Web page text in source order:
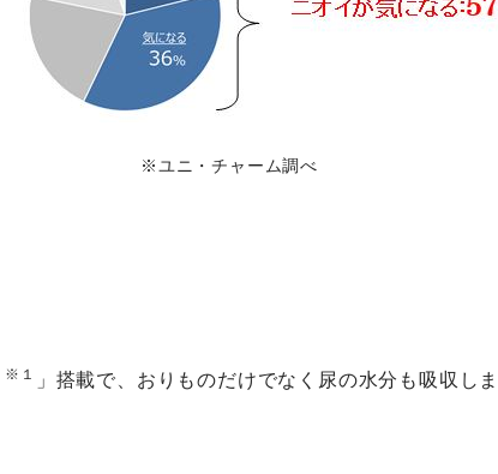
※ユニ・チャーム調べ
※１ 」搭載で、おりものだけでなく尿の水分も吸収し